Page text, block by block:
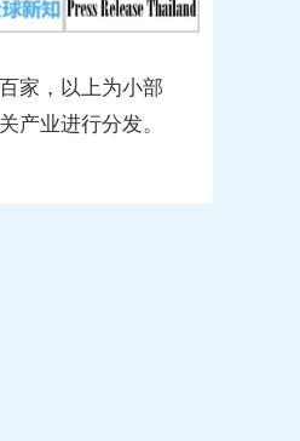
家，以上为小部
产业进行分发。